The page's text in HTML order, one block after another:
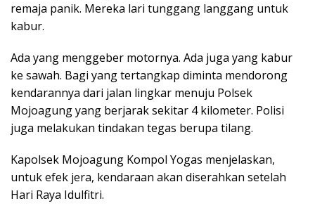
remaja panik. Mereka lari tunggang langgang untuk
kabur.
Ada yang menggeber motornya. Ada juga yang kabur
ke sawah. Bagi yang tertangkap diminta mendorong
kendarannya dari jalan lingkar menuju Polsek
Mojoagung yang berjarak sekitar 4 kilometer. Polisi
juga melakukan tindakan tegas berupa tilang.
Kapolsek Mojoagung Kompol Yogas menjelaskan,
untuk efek jera, kendaraan akan diserahkan setelah
Hari Raya Idulfitri.